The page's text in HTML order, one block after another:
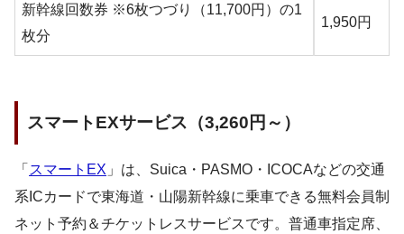
新幹線回数券 ※6枚つづり（11,700円）の1
枚分
1,950円
スマートEXサービス（3,260円～）
「 スマートEX 」は、Suica・PASMO・ICOCAなどの交通
系ICカードで東海道・山陽新幹線に乗車できる無料会員制
ネット予約＆チケットレスサービスです。普通車指定席、